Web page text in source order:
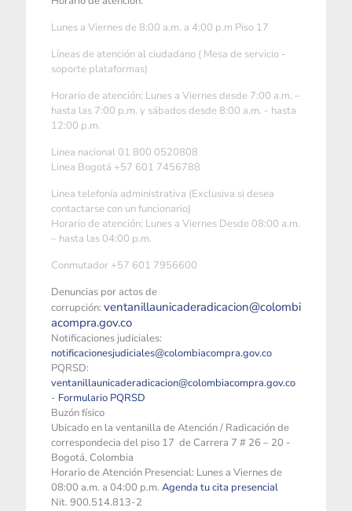
Lunes a Viernes de 8:00 a.m. a 4:00 p.m Piso 17
Líneas de atención al ciudadano ( Mesa de servicio -
soporte plataformas)
Horario de atención: Lunes a Viernes desde 7:00 a.m. –
hasta las 7:00 p.m. y sábados desde 8:00 a.m. - hasta
12:00 p.m.
Linea nacional 01 800 0520808
Linea Bogotá +57 601 7456788
Linea telefonía administrativa (Exclusiva si desea
contactarse con un funcionario)
Horario de atención: Lunes a Viernes Desde 08:00 a.m.
– hasta las 04:00 p.m.
Conmutador +57 601 7956600
Denuncias por actos de
corrupción: ventanillaunicaderadicacion@colombi
acompra.gov.co
Notificaciones judiciales:
notificacionesjudiciales@colombiacompra.gov.co
PQRSD:
ventanillaunicaderadicacion@colombiacompra.gov.co
- Formulario PQRSD
Buzón físico
Ubicado en la ventanilla de Atención / Radicación de
correspondecia del piso 17 de Carrera 7 # 26 – 20 -
Bogotá, Colombia
Horario de Atención Presencial: Lunes a Viernes de
08:00 a.m. a 04:00 p.m. Agenda tu cita presencial
Nit. 900.514.813-2